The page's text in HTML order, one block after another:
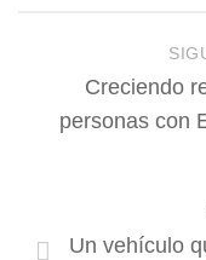
Creciendo
personas con
Un vehículo